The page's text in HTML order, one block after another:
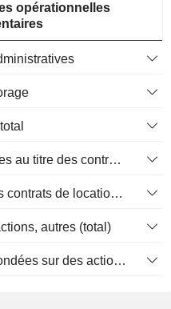
opérationnelles
Charges d'intérêts imputées au titre des contrats de location
Amortissement imputé des contrats de location simple
autres (total)
Total des rémunérations fondées sur des actions